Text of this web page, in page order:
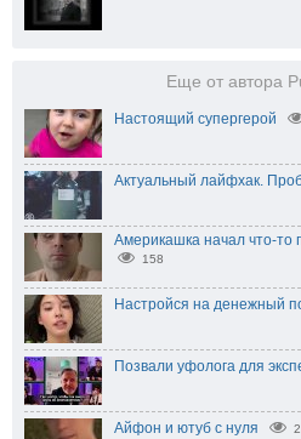
Еще от автора
Настоящий супергерой
Актуальный лайфхак.
Америкашка начал что-то
158
Настройся на денежный
Позвали уфолога для
Айфон и ютуб с нуля